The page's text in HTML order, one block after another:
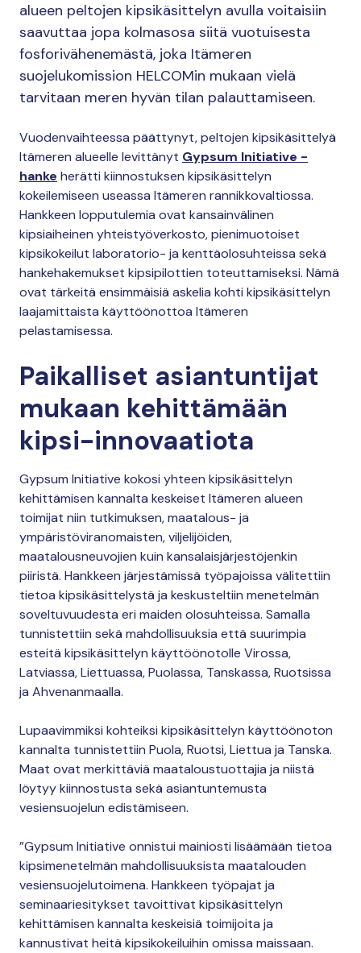
alueen peltojen kipsikäsittelyn avulla voitaisiin
saavuttaa jopa kolmasosa siitä vuotuisesta
fosforivähenemästä, joka Itämeren
suojelukomission HELCOMin mukaan vielä
tarvitaan meren hyvän tilan palauttamiseen.
Vuodenvaihteessa päättynyt, peltojen kipsikäsittelyä
Itämeren alueelle levittänyt Gypsum Initiative -
hanke herätti kiinnostuksen kipsikäsittelyn
kokeilemiseen useassa Itämeren rannikkovaltiossa.
Hankkeen lopputulemia ovat kansainvälinen
kipsiaiheinen yhteistyöverkosto, pienimuotoiset
kipsikokeilut laboratorio- ja kenttäolosuhteissa sekä
hankehakemukset kipsipilottien toteuttamiseksi. Nämä
ovat tärkeitä ensimmäisiä askelia kohti kipsikäsittelyn
laajamittaista käyttöönottoa Itämeren
pelastamisessa.
Paikalliset asiantuntijat
mukaan kehittämään
kipsi-innovaatiota
Gypsum Initiative kokosi yhteen kipsikäsittelyn
kehittämisen kannalta keskeiset Itämeren alueen
toimijat niin tutkimuksen, maatalous- ja
ympäristöviranomaisten, viljelijöiden,
maatalousneuvojien kuin kansalaisjärjestöjenkin
piiristä. Hankkeen järjestämissä työpajoissa välitettiin
tietoa kipsikäsittelystä ja keskusteltiin menetelmän
soveltuvuudesta eri maiden olosuhteissa. Samalla
tunnistettiin sekä mahdollisuuksia että suurimpia
esteitä kipsikäsittelyn käyttöönotolle Virossa,
Latviassa, Liettuassa, Puolassa, Tanskassa, Ruotsissa
ja Ahvenanmaalla.
Lupaavimmiksi kohteiksi kipsikäsittelyn käyttöönoton
kannalta tunnistettiin Puola, Ruotsi, Liettua ja Tanska.
Maat ovat merkittäviä maataloustuottajia ja niistä
löytyy kiinnostusta sekä asiantuntemusta
vesiensuojelun edistämiseen.
”Gypsum Initiative onnistui mainiosti lisäämään tietoa
kipsimenetelmän mahdollisuuksista maatalouden
vesiensuojelutoimena. Hankkeen työpajat ja
seminaariesitykset tavoittivat kipsikäsittelyn
kehittämisen kannalta keskeisiä toimijoita ja
kannustivat heitä kipsikokeiluihin omissa maissaan.